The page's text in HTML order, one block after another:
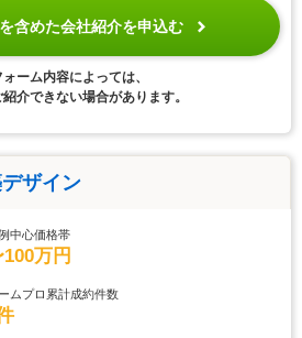
含めた会社紹介を申込む
ーム内容によっては、
介できない場合があります。
ザイン
中心価格帯
100万円
ムプロ累計成約件数